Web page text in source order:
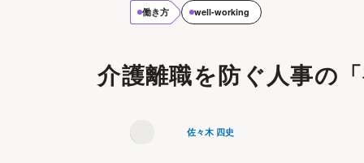
働き方 well-working
介護離職を防ぐ人事の
佐々木 四史